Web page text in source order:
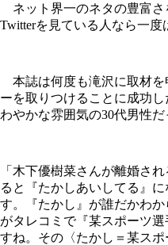
ネット界一のネタの豊富さ
Twitterを見ている人なら一度
本誌は何度も滝沢に取材を
ーを取りつけることに成功
わやかな雰囲気の30代男性だ
「木下優樹菜さんが離婚さ
ると『たかしあいしてる』
す。『たかし』が誰だかわ
がタレコミで『某スポーツ
すね。その〈たかし＝某ス